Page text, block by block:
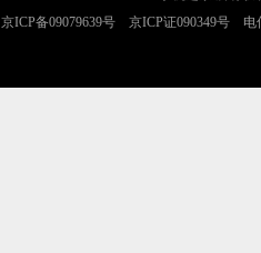
京ICP备09079639号 京ICP证090349号 电